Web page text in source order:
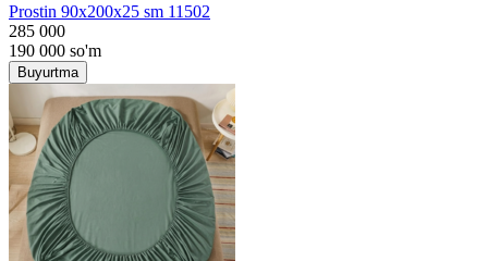
Prostin 90x200x25 sm 11502
285 000
190 000 so'm
Buyurtma